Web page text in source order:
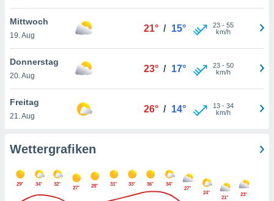
können
von
und
klicken.
und
Mittwoch
19. Aug
21° / 15° 23- 55
km/h
Donnerstag
20. Aug
23° / 17° 23- 50
km/h
Freitag
21. Aug
26° / 14° 13- 34
km/h
Wettergrafiken
29° 34° 32°
27° 28° 31° 33° 36° 34°
27°
24°
21°
23°